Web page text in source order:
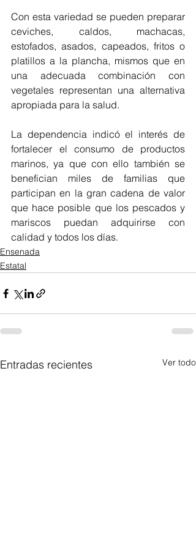
Con esta variedad se pueden preparar
ceviches, caldos, machacas,
estofados, asados, capeados, fritos o
platillos a la plancha, mismos que en
una adecuada combinación con
vegetales representan una alternativa
apropiada para la salud.
La dependencia indicó el interés de
fortalecer el consumo de productos
marinos, ya que con ello también se
benefician miles de familias que
participan en la gran cadena de valor
que hace posible que los pescados y
mariscos puedan adquirirse con
calidad y todos los días.
Ensenada
Estatal
Entradas recientes Ver todo